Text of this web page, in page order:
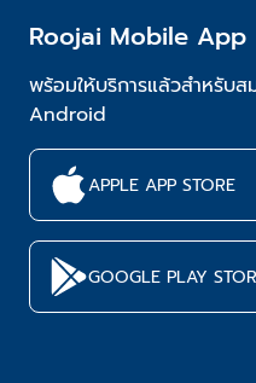
Roojai Mobile App
พร้อมให้บริการแล้วสำหรับส
Android
APPLE APP STORE
GOOGLE PLAY